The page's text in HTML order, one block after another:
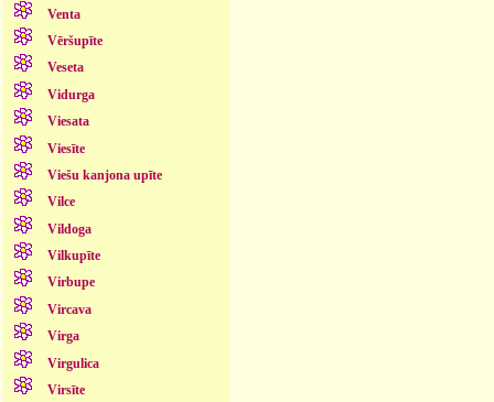
Venta
Vēršupīte
Veseta
Vidurga
Viesata
Viesīte
Viešu kanjona upīte
Vilce
Vildoga
Vilkupīte
Virbupe
Vircava
Virga
Virgulica
Virsīte